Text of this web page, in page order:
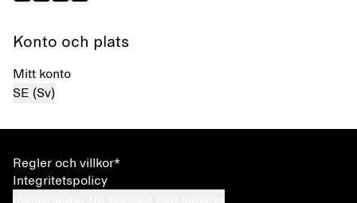
Konto och plats
Mitt konto
SE (Sv)
Regler och villkor*
Integritetspolicy